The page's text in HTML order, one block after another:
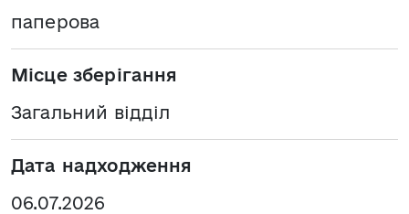
паперова
Місце зберігання
Загальний відділ
Дата надходження
06.07.2026